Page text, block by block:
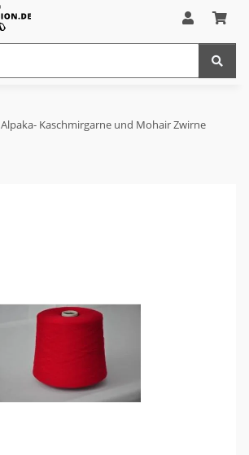
Alpaka- Kaschmirgarne und Mohair Zwirne